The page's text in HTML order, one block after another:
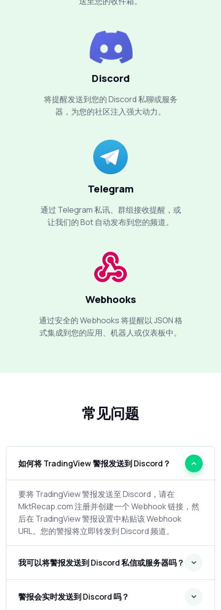
Discord
将提醒发送到您的 Discord 私聊或服务
器，为您的社区注入强大动力。
Telegram
通过 Telegram 私讯、群组接收提醒，或
让我们的 Bot 自动发布到您的频道。
Webhooks
通过安全的 Webhooks 将提醒以 JSON 格
式集成到您的应用、机器人或仪表板中。
常见问题
如何将 TradingView 警报发送到 Discord？
要将 TradingView 警报发送至 Discord，请在
MktRecap.com 注册并创建一个 Webhook 链接，然
后在 TradingView 警报设置中粘贴该 Webhook
URL。您的警报将立即转发到 Discord 频道。
我可以将警报发送到 Discord 私信或服务器吗？
警报会实时发送到 Discord 吗？